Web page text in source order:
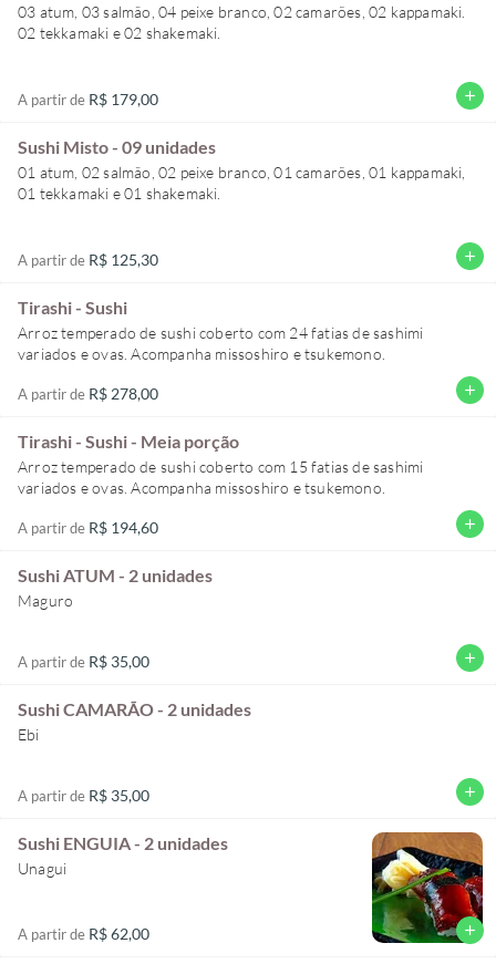
03 atum, 03 salmão, 04 peixe branco, 02 camarões, 02 kappamaki.
02 tekkamaki e 02 shakemaki.
A partir de R$ 179,00 add
Sushi Misto - 09 unidades
01 atum, 02 salmão, 02 peixe branco, 01 camarões, 01 kappamaki,
01 tekkamaki e 01 shakemaki.
A partir de R$ 125,30 add
Tirashi - Sushi
Arroz temperado de sushi coberto com 24 fatias de sashimi
variados e ovas. Acompanha missoshiro e tsukemono.
A partir de R$ 278,00 add
Tirashi - Sushi - Meia porção
Arroz temperado de sushi coberto com 15 fatias de sashimi
variados e ovas. Acompanha missoshiro e tsukemono.
A partir de R$ 194,60 add
Sushi ATUM - 2 unidades
Maguro
A partir de R$ 35,00 add
Sushi CAMARÃO - 2 unidades
Ebi
A partir de R$ 35,00 add
Sushi ENGUIA - 2 unidades
Unagui
A partir de R$ 62,00 add